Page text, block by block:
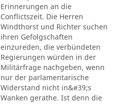
Erinnerungen an die
Conflictszeit. Die Herren
Windthorst und Richter suchen
ihren Gefolgschaften
einzureden, die verbündeten
Regierungen würden in der
Militärfrage nachgeben, wenn
nur der parlamentarische
Widerstand nicht in&#39;s
Wanken gerathe. Ist denn die